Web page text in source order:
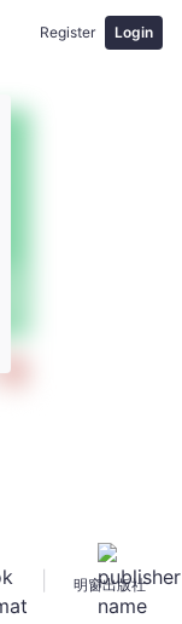
Register Login
明窗出版社